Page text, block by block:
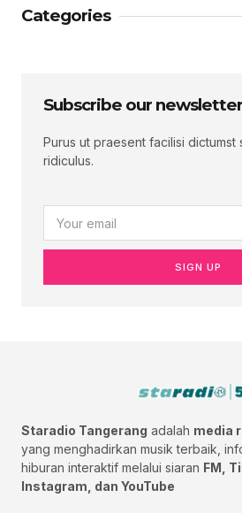
Categories
Subscribe our newsletter
Purus ut praesent facilisi dictumst
ridiculus.
SIGN UP
Staradio Tangerang adalah media
yang menghadirkan musik terbaik,
hiburan interaktif melalui siaran FM,
Instagram, dan YouTube